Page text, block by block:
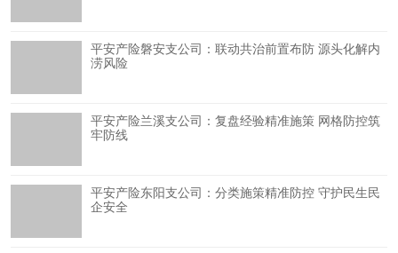
平安产险磐安支公司：联动共治前置布防 源头化解内
涝风险
平安产险兰溪支公司：复盘经验精准施策 网格防控筑
牢防线
平安产险东阳支公司：分类施策精准防控 守护民生民
企安全